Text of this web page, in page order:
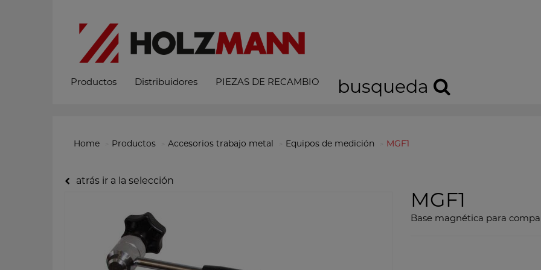
Productos Distribuidores PIEZAS DE RECAMBIO busqueda
Home Productos Accesorios trabajo metal Equipos de medición MGF1
atrás ir a la selección
MGF1
Base magnética para